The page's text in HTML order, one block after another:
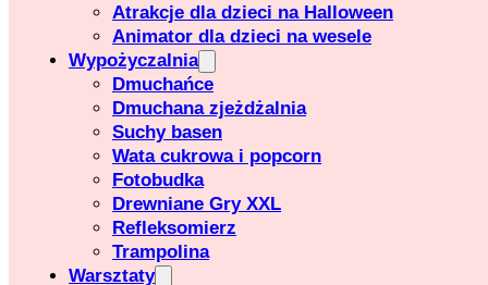
Atrakcje dla dzieci na Halloween
Animator dla dzieci na wesele
Wypożyczalnia
Dmuchańce
Dmuchana zjeżdżalnia
Suchy basen
Wata cukrowa i popcorn
Fotobudka
Drewniane Gry XXL
Refleksomierz
Trampolina
Warsztaty